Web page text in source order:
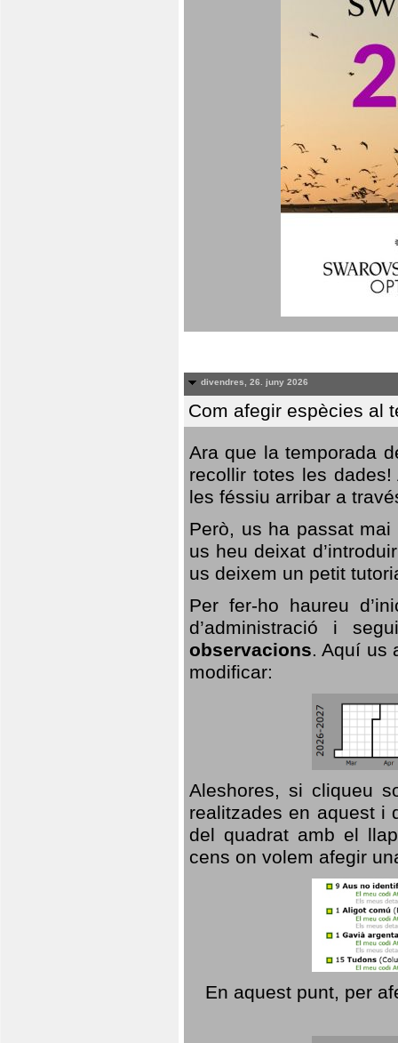
divendres, 26. juny 2026
Com afegir espècies al
Ara que la temporada
recollir totes les
les féssiu arribar a
Però, us ha passat
us heu deixat
us deixem un petit
Per fer-ho haureu
d’administració i
observacions. Aquí us
modificar:
Aleshores, si cliqueu
realitzades en aquest i
del quadrat amb el
cens on volem afegir
En aquest punt, per